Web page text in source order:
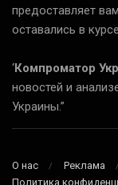
предоставляет
оставались в
‘Компроматор
новостей и
Украины.”
О нас Реклама
Политика